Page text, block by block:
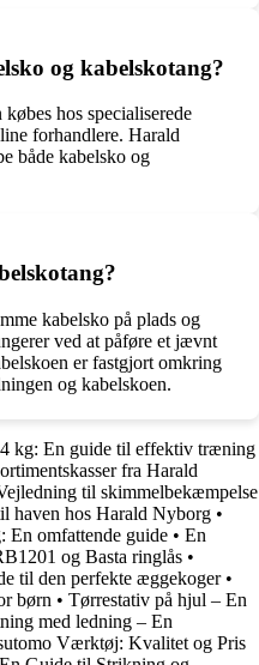
og kabelskotang?
hos specialiserede
forhandlere. Harald
både kabelsko og
kabelsko på plads og
ved at påføre et jævnt
er fastgjort omkring
og kabelskoen.
kg: En guide til effektiv træning
fra Harald
til skimmelbekæmpelse
haven hos Harald Nyborg •
En omfattende guide • En
og Basta ringlås •
til den perfekte æggekoger•
børn • Tørrestativ på hjul – En
med ledning – En
Værktøj: Kvalitet og Pris